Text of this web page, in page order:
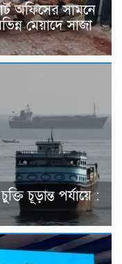
অফিসের সামনে
মেয়াদে সাজা
চূড়ান্ত পর্যায়ে :